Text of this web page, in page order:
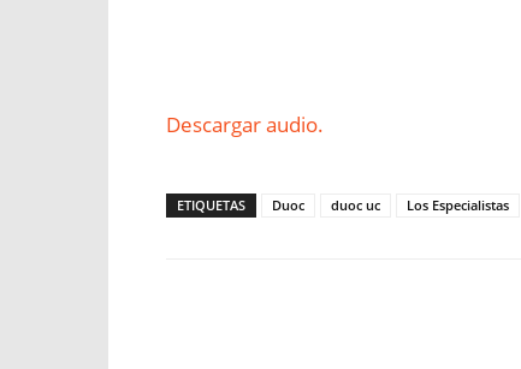
Descargar audio.
ETIQUETAS Duoc duoc uc Los Especialistas